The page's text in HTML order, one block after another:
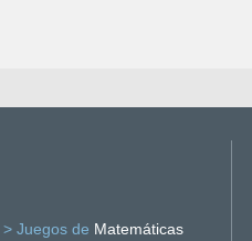
> Juegos de Matemáticas